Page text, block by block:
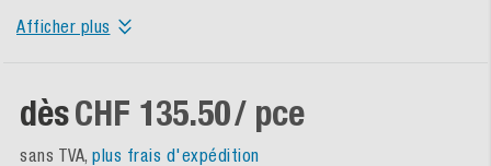
Afficher plus
dèsCHF 135.50/ pce
sans TVA, plus frais d'expédition